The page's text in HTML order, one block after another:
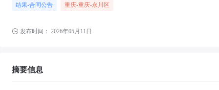
结果-合同公告 重庆-重庆-永川区
发布时间： 2026年05月11日
摘要信息